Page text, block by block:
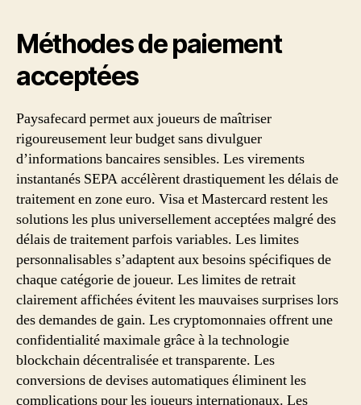
Méthodes de paiement
acceptées
Paysafecard permet aux joueurs de maîtriser
rigoureusement leur budget sans divulguer
d’informations bancaires sensibles. Les virements
instantanés SEPA accélèrent drastiquement les délais de
traitement en zone euro. Visa et Mastercard restent les
solutions les plus universellement acceptées malgré des
délais de traitement parfois variables. Les limites
personnalisables s’adaptent aux besoins spécifiques de
chaque catégorie de joueur. Les limites de retrait
clairement affichées évitent les mauvaises surprises lors
des demandes de gain. Les cryptomonnaies offrent une
confidentialité maximale grâce à la technologie
blockchain décentralisée et transparente. Les
conversions de devises automatiques éliminent les
complications pour les joueurs internationaux. Les